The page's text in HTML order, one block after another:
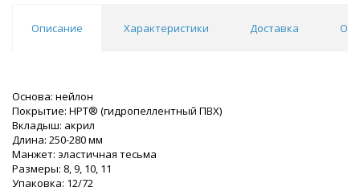
Описание Характеристики Доставка
Основа: нейлон
Покрытие: НРТ® (гидропеллентный ПВХ)
Вкладыш: акрил
Длина: 250-280 мм
Манжет: эластичная тесьма
Размеры: 8, 9, 10, 11
Упаковка: 12/72